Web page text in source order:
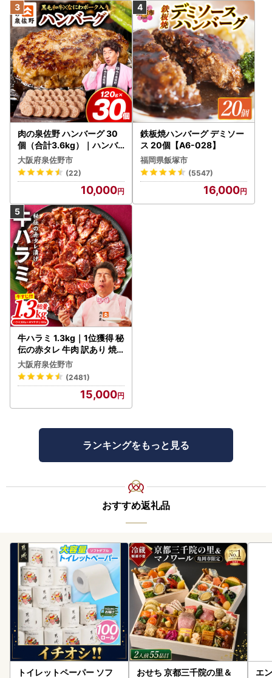
肉の泉佐野 ハンバーグ 30
個（合計3.6kg）｜ハンバ
ーグ 訳あり 黒毛和牛×なに
わポーク
大阪府泉佐野市
(22)
10,000
鉄板焼ハンバーグ デミソー
ス 20個【A6-028】
福岡県飯塚市
(5547)
16,000
牛ハラミ 1.3kg｜1位獲得 秘
伝の赤タレ 牛肉 訳あり 焼
肉 BBQ
大阪府泉佐野市
(2481)
15,000
ランキングをもっと見る
おすすめ返礼品
トイレットペーパー ソフ
おせち 京都三千院の里＆
エ